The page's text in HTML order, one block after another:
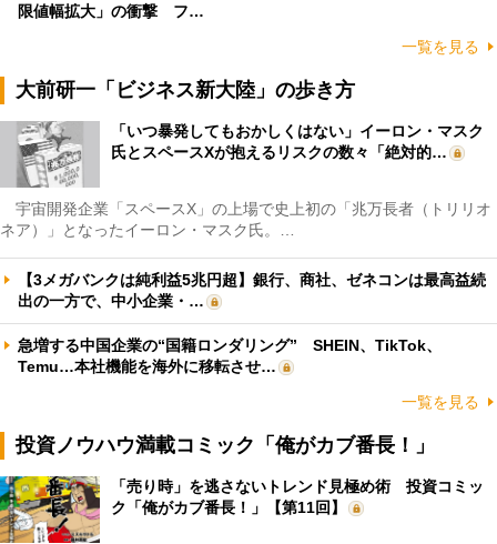
限値幅拡大」の衝撃 フ…
一覧を見る
大前研一「ビジネス新大陸」の歩き方
「いつ暴発してもおかしくはない」イーロン・マスク
氏とスペースXが抱えるリスクの数々「絶対的…
宇宙開発企業「スペースX」の上場で史上初の「兆万長者（トリリオ
ネア）」となったイーロン・マスク氏。…
【3メガバンクは純利益5兆円超】銀行、商社、ゼネコンは最高益続
出の一方で、中小企業・…
急増する中国企業の“国籍ロンダリング” SHEIN、TikTok、
Temu…本社機能を海外に移転させ…
一覧を見る
投資ノウハウ満載コミック「俺がカブ番長！」
「売り時」を逃さないトレンド見極め術 投資コミッ
ク「俺がカブ番長！」【第11回】